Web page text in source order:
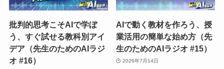
批判的思考こそAIで学ぼ
う、すぐ試せる教科別アイ
デア（先生のためのAIラジ
オ #16）
AIで動く教材を作ろう、授
業活用の簡単な始め方（先
生のためのAIラジオ #15）
2026年7月14日